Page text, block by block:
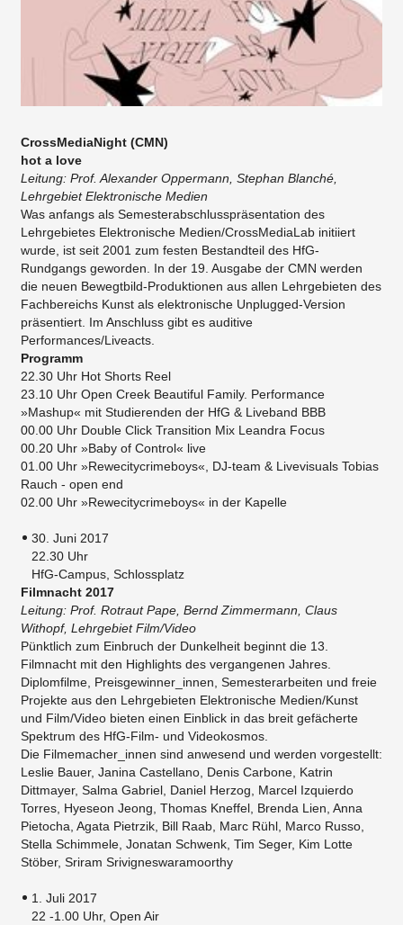
CrossMediaNight (CMN)
hot a love
Leitung: Prof. Alexander Oppermann, Stephan Blanché,
Lehrgebiet Elektronische Medien
Was anfangs als Semesterabschlusspräsentation des
Lehrgebietes Elektronische Medien/CrossMediaLab initiiert
wurde, ist seit 2001 zum festen Bestandteil des HfG-
Rundgangs geworden. In der 19. Ausgabe der CMN werden
die neuen Bewegtbild-Produktionen aus allen Lehrgebieten des
Fachbereichs Kunst als elektronische Unplugged-Version
präsentiert. Im Anschluss gibt es auditive
Performances/Liveacts.
Programm
22.30 Uhr Hot Shorts Reel
23.10 Uhr Open Creek Beautiful Family. Performance
»Mashup« mit Studierenden der HfG & Liveband BBB
00.00 Uhr Double Click Transition Mix Leandra Focus
00.20 Uhr »Baby of Control« live
01.00 Uhr »Rewecitycrimeboys«, DJ-team & Livevisuals Tobias
Rauch - open end
02.00 Uhr »Rewecitycrimeboys« in der Kapelle
30. Juni 2017
22.30 Uhr
HfG-Campus, Schlossplatz
​​Filmnacht 2017
Leitung: Prof. Rotraut Pape, Bernd Zimmermann, Claus
Withopf, Lehrgebiet Film/Video
Pünktlich zum Einbruch der Dunkelheit beginnt die 13.
Filmnacht mit den Highlights des vergangenen Jahres.
Diplomfilme, Preisgewinner_innen, Semesterarbeiten und freie
Projekte aus den Lehrgebieten Elektronische Medien/Kunst
und Film/Video bieten einen Einblick in das breit gefächerte
Spektrum des HfG-Film- und Videokosmos.
Die Filmemacher_innen sind anwesend und werden vorgestellt:
Leslie Bauer, Janina Castellano, Denis Carbone, Katrin
Dittmayer, Salma Gabriel, Daniel Herzog, Marcel Izquierdo
Torres, Hyeseon Jeong, Thomas Kneffel, Brenda Lien, Anna
Pietocha, Agata Pietrzik, Bill Raab, Marc Rühl, Marco Russo,
Stella Schimmele, Jonatan Schwenk, Tim Seger, Kim Lotte
Stöber, Sriram Srivigneswaramoorthy
1. Juli 2017
22 -1.00 Uhr, Open Air